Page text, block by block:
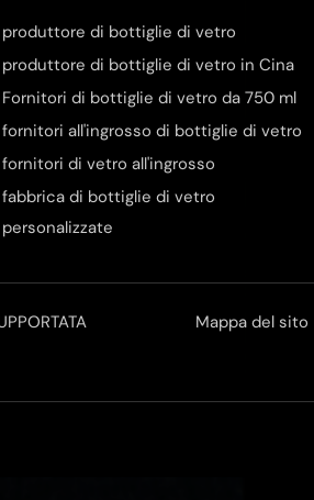
produttore di bottiglie di vetro
produttore di bottiglie di vetro in Cina
Fornitori di bottiglie di vetro da 750 ml
fornitori all'ingrosso di bottiglie di vetro
fornitori di vetro all'ingrosso
fabbrica di bottiglie di vetro
personalizzate
Mappa del sito